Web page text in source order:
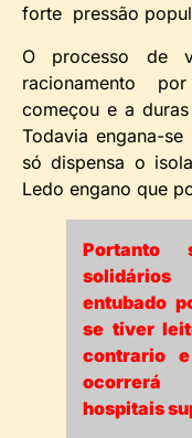
forte pressão
O processo de
racionamento
começou e a
Todavia engana-
só dispensa o
Ledo engano que
Portanto
entubado
se tiver
contrario
ocorrerá
hospitais